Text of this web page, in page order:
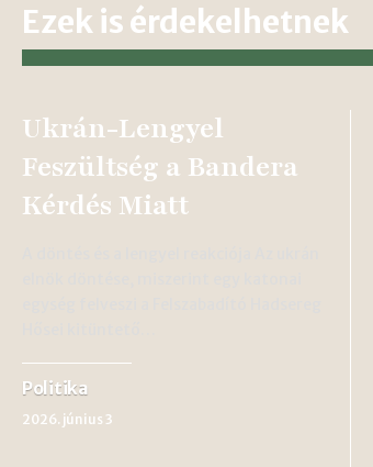
Ezek is érdekelhetnek
Ukrán-Lengyel
Feszültség a Bandera
Kérdés Miatt
Politika
2026. június 3